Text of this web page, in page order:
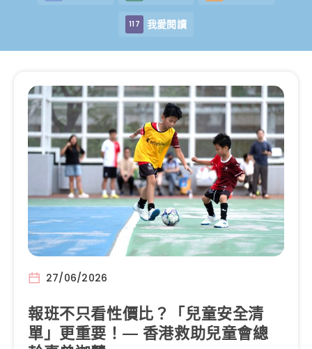
117 我愛閱讀
27/06/2026
報班不只看性價比？「兒童安全清
單」更重要！— 香港救助兒童會總